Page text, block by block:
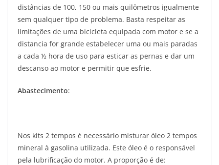
distâncias de 100, 150 ou mais quilômetros igualmente
sem qualquer tipo de problema. Basta respeitar as
limitações de uma bicicleta equipada com motor e se a
distancia for grande estabelecer uma ou mais paradas
a cada ½ hora de uso para esticar as pernas e dar um
descanso ao motor e permitir que esfrie.
Abastecimento:
Nos kits 2 tempos é necessário misturar óleo 2 tempos
mineral à gasolina utilizada. Este óleo é o responsável
pela lubrificação do motor. A proporção é de: